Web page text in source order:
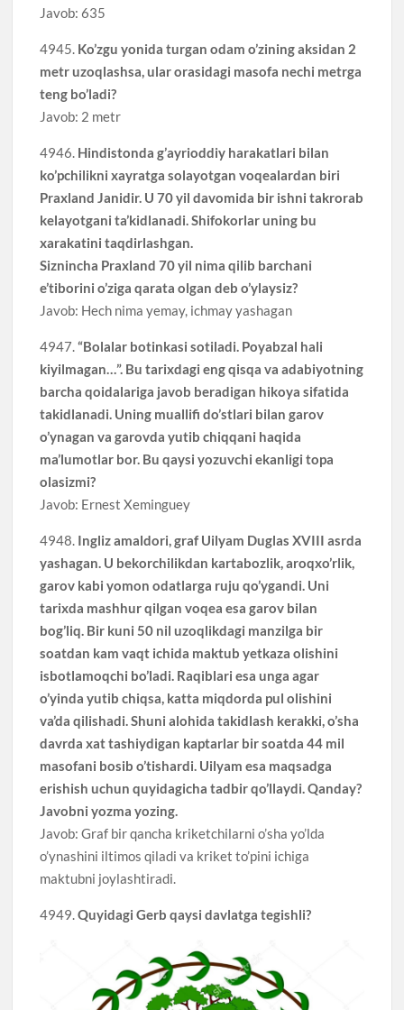
Javob: 635
4945. Ko’zgu yonida turgan odam o’zining aksidan 2
metr uzoqlashsa, ular orasidagi masofa nechi metrga
teng bo’ladi?
Javob: 2 metr
4946. Hindistonda g’ayrioddiy harakatlari bilan
ko’pchilikni xayratga solayotgan voqealardan biri
Praxland Janidir. U 70 yil davomida bir ishni takrorab
kelayotgani ta’kidlanadi. Shifokorlar uning bu
xarakatini taqdirlashgan.
Siznincha Praxland 70 yil nima qilib barchani
e’tiborini o’ziga qarata olgan deb o’ylaysiz?
Javob: Hech nima yemay, ichmay yashagan
4947.“Bolalar botinkasi sotiladi. Poyabzal hali
kiyilmagan…”. Bu tarixdagi eng qisqa va adabiyotning
barcha qoidalariga javob beradigan hikoya sifatida
takidlanadi. Uning muallifi do’stlari bilan garov
o’ynagan va garovda yutib chiqqani haqida
ma’lumotlar bor. Bu qaysi yozuvchi ekanligi topa
olasizmi?
Javob: Ernest Xeminguey
4948. Ingliz amaldori, graf Uilyam Duglas XVIII asrda
yashagan. U bekorchilikdan kartabozlik, aroqxo’rlik,
garov kabi yomon odatlarga ruju qo’ygandi. Uni
tarixda mashhur qilgan voqea esa garov bilan
bog’liq. Bir kuni 50 nil uzoqlikdagi manzilga bir
soatdan kam vaqt ichida maktub yetkaza olishini
isbotlamoqchi bo’ladi. Raqiblari esa unga agar
o’yinda yutib chiqsa, katta miqdorda pul olishini
va’da qilishadi. Shuni alohida takidlash kerakki, o’sha
davrda xat tashiydigan kaptarlar bir soatda 44 mil
masofani bosib o’tishardi. Uilyam esa maqsadga
erishish uchun quyidagicha tadbir qo’llaydi. Qanday?
Javobni yozma yozing.
Javob: Graf bir qancha kriketchilarni o’sha yo’lda
o’ynashini iltimos qiladi va kriket to’pini ichiga
maktubni joylashtiradi.
4949.Quyidagi Gerb qaysi davlatga tegishli?